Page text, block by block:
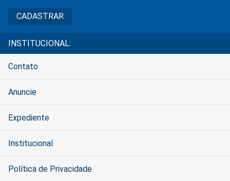
INSTITUCIONAL:
Contato
Anuncie
Expediente
Institucional
Política de Privacidade